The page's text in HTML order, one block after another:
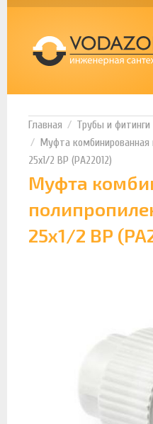
Трубы и фитинги
Муфта комбинированная
25х1/2 ВР (PA22012)
Муфта
25х1/2 ВР